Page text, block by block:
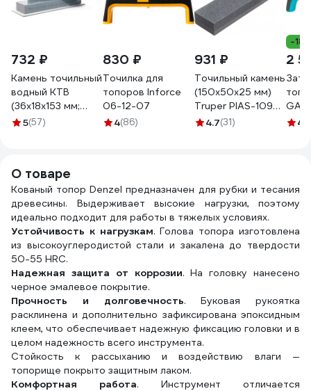
732 ₽
Камень точильный
водный КТВ
(36х18х153 мм;
B600; VM) ИНФ-
5(57)
830 ₽
Точилка для
топоров Inforce
06-12-07
4(86)
931 ₽
Точильный камень
(150х50х25 мм)
Truper PIAS-109
11667
4.7(31)
-18%
2
4
О товаре
Кованый топор Denzel предназначен для рубки и тесания
древесины. Выдерживает высокие нагрузки, поэтому
идеально подходит для работы в тяжелых условиях.
Устойчивость к нагрузкам. Голова топора изготовлена
из высокоуглеродистой стали и закалена до твердости
50-55 HRC.
Надежная защита от коррозии. На головку нанесено
черное эмалевое покрытие.
Прочность и долговечность. Буковая рукоятка
расклинена и дополнительно зафиксирована эпоксидным
клеем, что обеспечивает надежную фиксацию головки и в
целом надежность всего инструмента.
Стойкость к рассыханию и воздействию влаги —
топорище покрыто защитным лаком.
Комфортная работа. Инструмент отличается